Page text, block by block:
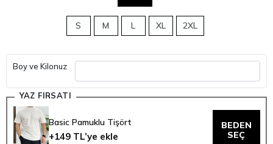
S M L XL 2XL
Boy ve Kilonuz
YAZ FIRSATI
Basic Pamuklu Tişört
+149 TL’ye ekle
BEDEN
SEÇ